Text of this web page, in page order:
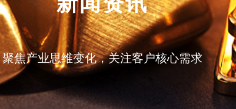
聚焦产业思维变化，关注客户核心需求